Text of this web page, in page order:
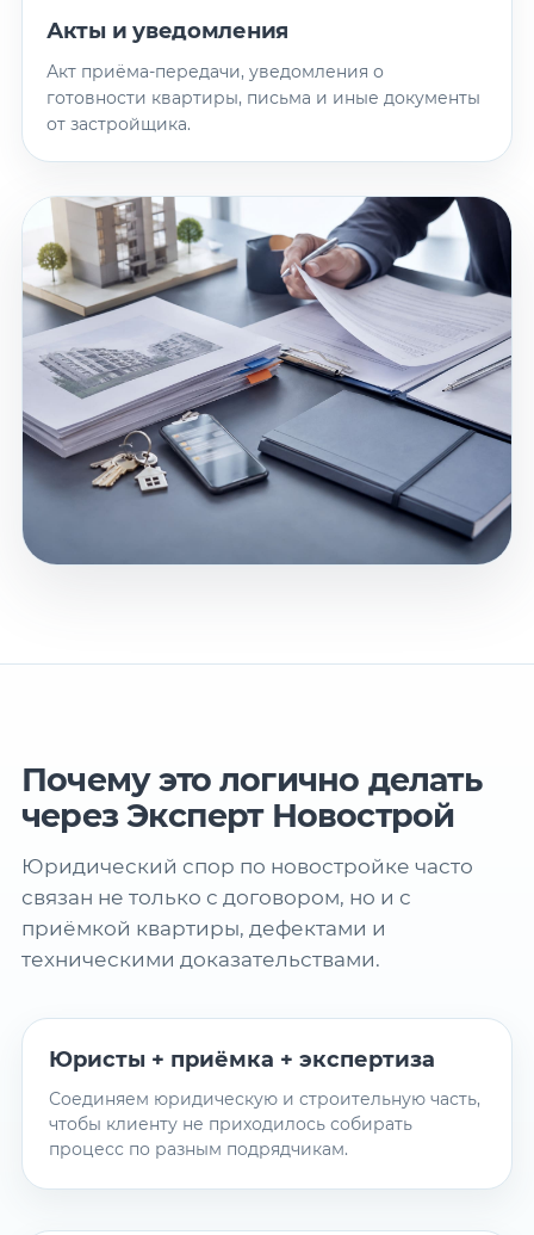
Акты и уведомления
Акт приёма-передачи, уведомления о
готовности квартиры, письма и иные документы
от застройщика.
Почему это логично делать
через Эксперт Новострой
Юридический спор по новостройке часто
связан не только с договором, но и с
приёмкой квартиры, дефектами и
техническими доказательствами.
Юристы + приёмка + экспертиза
Соединяем юридическую и строительную часть,
чтобы клиенту не приходилось собирать
процесс по разным подрядчикам.